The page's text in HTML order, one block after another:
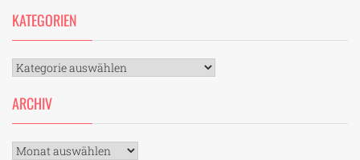
KATEGORIEN
Kategorien
ARCHIV
Archiv